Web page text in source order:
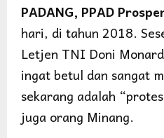
PADANG, PPAD
hari, di tahun 2018.
Letjen TNI Doni
ingat betul dan sangat
sekarang adalah
juga orang Minang.